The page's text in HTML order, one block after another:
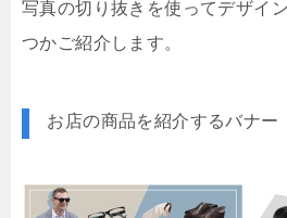
写真の切り抜きを使ってデザイ
つかご紹介します。
お店の商品を紹介するバナー